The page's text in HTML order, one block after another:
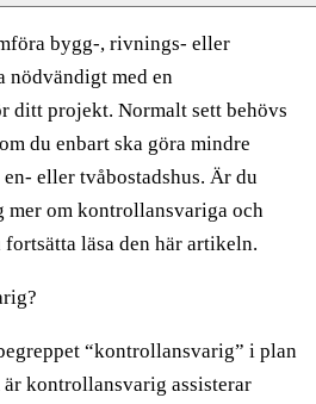
bygg-, rivnings- eller
nödvändigt med en
projekt. Normalt sett behövs
du enbart ska göra mindre
eller tvåbostadshus. Är du
mer om kontrollansvariga och
läsa den här artikeln.
“kontrollansvarig” i plan
kontrollansvarig assisterar